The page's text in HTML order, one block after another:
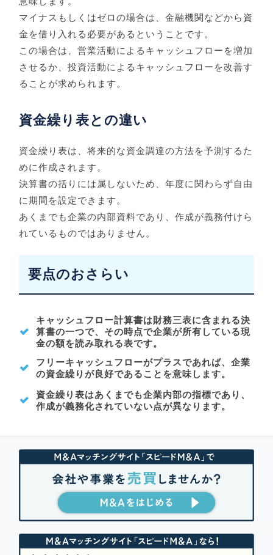
マイナスもしくはゼロの場合は、金融機関などから資
金を借り入れる必要があるということです。
この場合は、営業活動によるキャッシュフローを増加
させるか、投資活動によるキャッシュフローを改善す
ることが求められます。
資金繰り表との違い
資金繰り表は、将来的な資金調達の方法を予測するた
めに作成されます。
決算書の括りには属しないため、年度に関わらず自由
に期間を設定できます。
あくまでも企業の内部資料であり、作成が義務付けら
れているものではありません。
要点のおさらい
キャッシュフロー計算書は財務三表に含まれる決
算書の一つで、その時点で企業が所有している現
金の額を読み取れる表です。
フリーキャッシュフローがプラスであれば、企業
の資金繰りが良好であることを意味します。
資金繰り表はあくまでも企業内部の指標であり、
作成が義務化されていない点が異なります。